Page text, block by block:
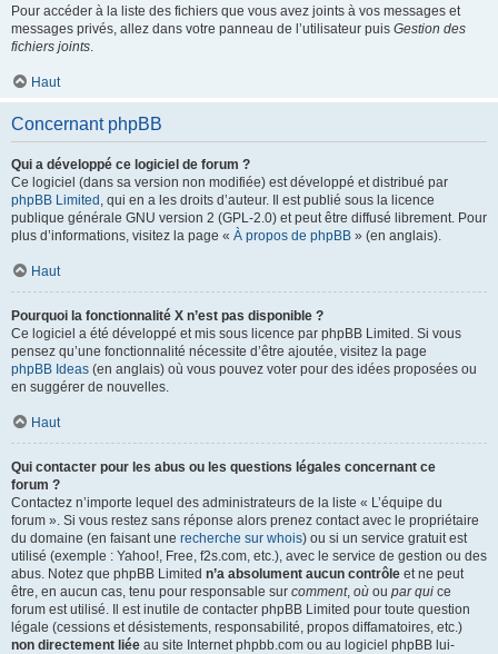
Pour accéder à la liste des fichiers que vous avez joints à vos messages et
messages privés, allez dans votre panneau de l’utilisateur puis Gestion des
fichiers joints.
Haut
Concernant phpBB
Qui a développé ce logiciel de forum ?
Ce logiciel (dans sa version non modifiée) est développé et distribué par
phpBB Limited , qui en a les droits d’auteur. Il est publié sous la licence
publique générale GNU version 2 (GPL-2.0) et peut être diffusé librement. Pour
plus d’informations, visitez la page « À propos de phpBB » (en anglais).
Haut
Pourquoi la fonctionnalité X n’est pas disponible ?
Ce logiciel a été développé et mis sous licence par phpBB Limited. Si vous
pensez qu’une fonctionnalité nécessite d’être ajoutée, visitez la page
phpBB Ideas (en anglais) où vous pouvez voter pour des idées proposées ou
en suggérer de nouvelles.
Haut
Qui contacter pour les abus ou les questions légales concernant ce
forum ?
Contactez n’importe lequel des administrateurs de la liste « L’équipe du
forum ». Si vous restez sans réponse alors prenez contact avec le propriétaire
du domaine (en faisant une recherche sur whois) ou si un service gratuit est
utilisé (exemple : Yahoo!, Free, f2s.com, etc.), avec le service de gestion ou des
abus. Notez que phpBB Limited n’a absolument aucun contrôle et ne peut
être, en aucun cas, tenu pour responsable sur comment, où ou par qui ce
forum est utilisé. Il est inutile de contacter phpBB Limited pour toute question
légale (cessions et désistements, responsabilité, propos diffamatoires, etc.)
non directement liée au site Internet phpbb.com ou au logiciel phpBB lui-